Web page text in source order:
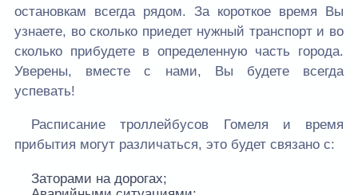
остановкам всегда рядом. За короткое время Вы
узнаете, во сколько приедет нужный транспорт и во
сколько прибудете в определенную часть города.
Уверены, вместе с нами, Вы будете всегда
успевать!
Расписание троллейбусов Гомеля и время
прибытия могут различаться, это будет связано с:
Заторами на дорогах;